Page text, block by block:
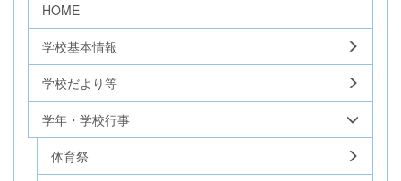
HOME
学校基本情報
学校だより等
学年・学校行事
体育祭